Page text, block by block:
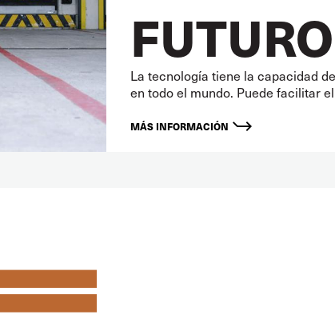
FUTURO
La tecnología tiene la capacidad
en todo el mundo. Puede facilitar
MÁS INFORMACIÓN